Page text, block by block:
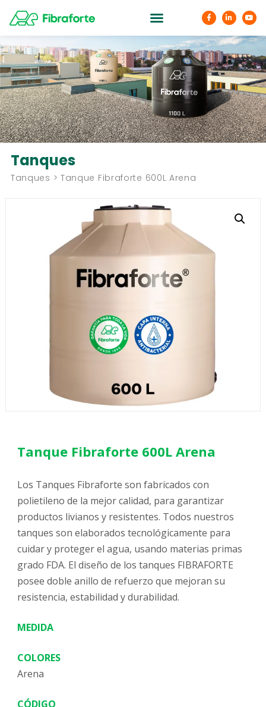
Tanques
Tanques > Tanque Fibraforte 600L Arena
Tanque Fibraforte 600L Arena
Los Tanques Fibraforte son fabricados con
polietileno de la mejor calidad, para garantizar
productos livianos y resistentes. Todos nuestros
tanques son elaborados tecnológicamente para
cuidar y proteger el agua, usando materias primas
grado FDA. El diseño de los tanques FIBRAFORTE
posee doble anillo de refuerzo que mejoran su
resistencia, estabilidad y durabilidad.
MEDIDA
COLORES
Arena
CÓDIGO